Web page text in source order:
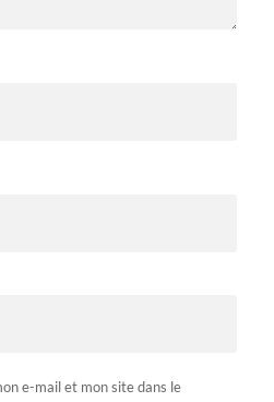
e-mail et mon site dans le